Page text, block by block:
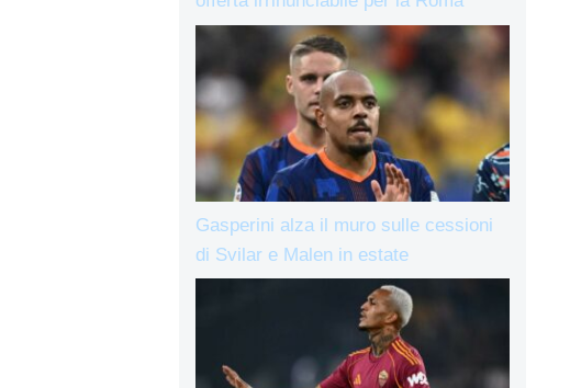
Gasperini alza il muro sulle cessioni
di Svilar e Malen in estate